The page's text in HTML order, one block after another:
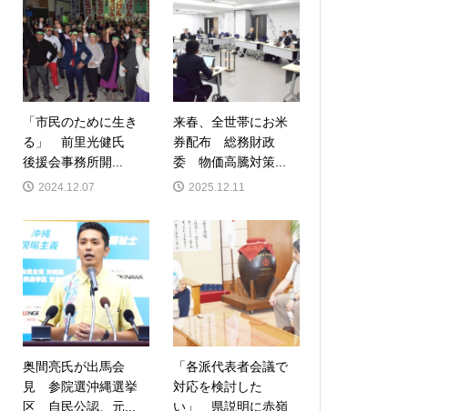
「市民のために生き
る」 前里光健氏
後援会事務所開...
2024.12.07
来春、全世帯にお米
券配布 総務財政
委 物価高騰対策...
2025.12.11
奥間亮氏が出馬会
見 参院選沖縄選挙
区 自民公認、元...
「各派代表者会議で
対応を検討した
い」 県説明に赤嶺